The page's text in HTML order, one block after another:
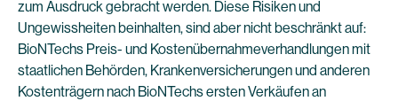
zum Ausdruck gebracht werden. Diese Risiken und
Ungewissheiten beinhalten, sind aber nicht beschränkt auf:
BioNTechs Preis- und Kostenübernahmeverhandlungen mit
staatlichen Behörden, Krankenversicherungen und anderen
Kostenträgern nach BioNTechs ersten Verkäufen an